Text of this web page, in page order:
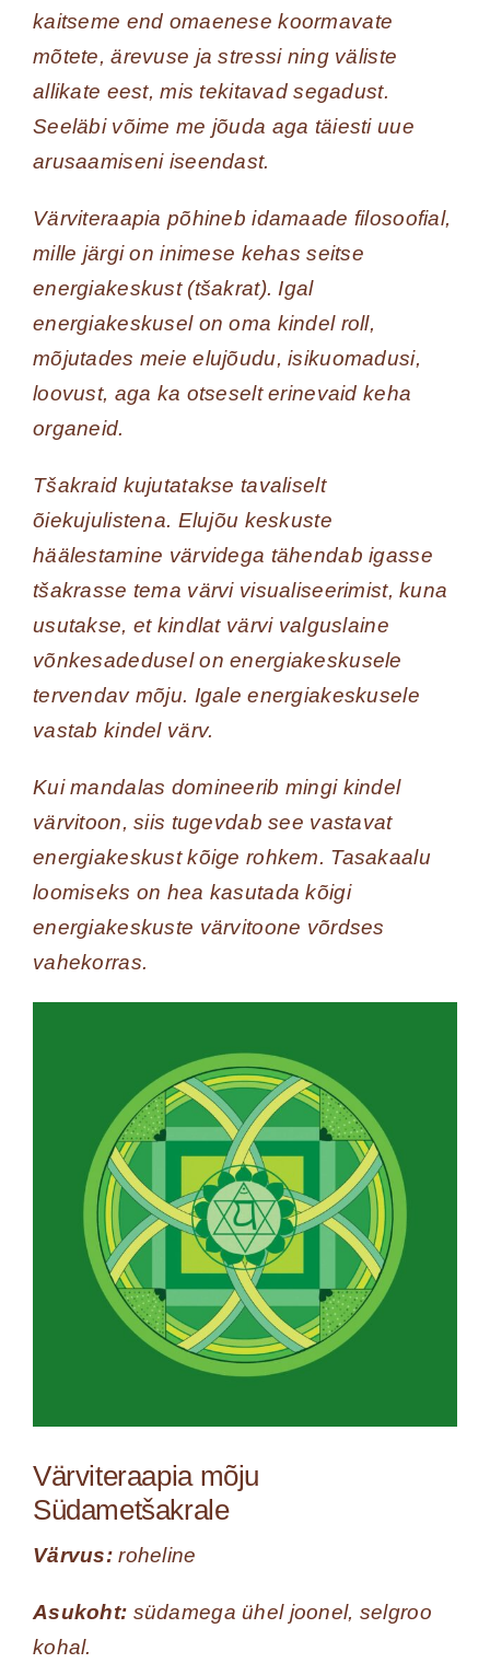
kaitseme end omaenese koormavate
mõtete, ärevuse ja stressi ning väliste
allikate eest, mis tekitavad segadust.
Seeläbi võime me jõuda aga täiesti uue
arusaamiseni iseendast.
Värviteraapia põhineb idamaade filosoofial,
mille järgi on inimese kehas seitse
energiakeskust (tšakrat). Igal
energiakeskusel on oma kindel roll,
mõjutades meie elujõudu, isikuomadusi,
loovust, aga ka otseselt erinevaid keha
organeid.
Tšakraid kujutatakse tavaliselt
õiekujulistena. Elujõu keskuste
häälestamine värvidega tähendab igasse
tšakrasse tema värvi visualiseerimist, kuna
usutakse, et kindlat värvi valguslaine
võnkesadedusel on energiakeskusele
tervendav mõju. Igale energiakeskusele
vastab kindel värv.
Kui mandalas domineerib mingi kindel
värvitoon, siis tugevdab see vastavat
energiakeskust kõige rohkem. Tasakaalu
loomiseks on hea kasutada kõigi
energiakeskuste värvitoone võrdses
vahekorras.
Värviteraapia mõju
Südametšakrale
Värvus:roheline
Asukoht: südamega ühel joonel, selgroo
kohal.